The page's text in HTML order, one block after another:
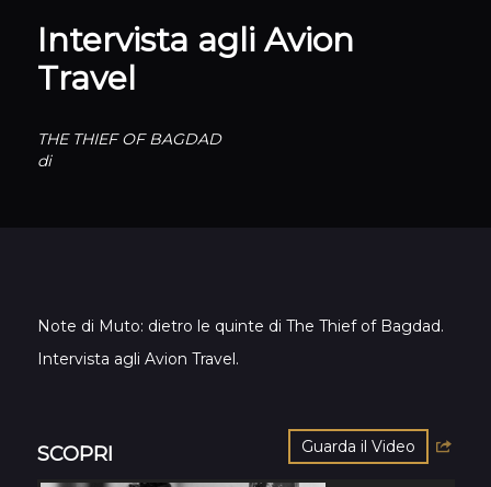
Intervista agli Avion
Travel
THE THIEF OF BAGDAD
di
Note di Muto: dietro le quinte di The Thief of Bagdad.
Intervista agli Avion Travel.
Guarda il Video
SCOPRI